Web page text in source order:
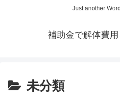
Just another
補助金で解体費
未分類